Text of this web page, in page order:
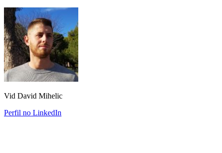
Vid David Mihelic
Perfil no LinkedIn